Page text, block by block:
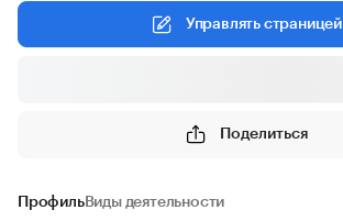
Управлять страницей
Поделиться
ПрофильВиды деятельности